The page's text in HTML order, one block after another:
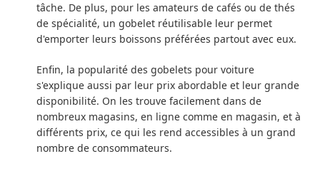
tâche. De plus, pour les amateurs de cafés ou de thés
de spécialité, un gobelet réutilisable leur permet
d'emporter leurs boissons préférées partout avec eux.
Enfin, la popularité des gobelets pour voiture
s'explique aussi par leur prix abordable et leur grande
disponibilité. On les trouve facilement dans de
nombreux magasins, en ligne comme en magasin, et à
différents prix, ce qui les rend accessibles à un grand
nombre de consommateurs.